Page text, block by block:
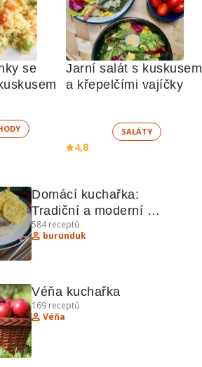
se
Jarní salát s kuskusem
a křepelčími vajíčky
SALÁTY
4,8
Domácí kuchařka:
Tradiční a moderní
recepty
584receptů
burunduk
Véňa kuchařka
169 receptů
Véňa